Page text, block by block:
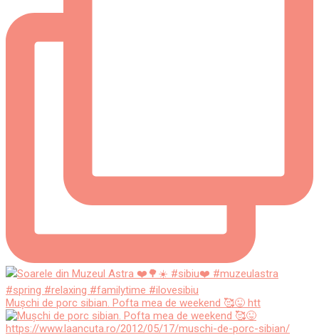
Mușchi de porc sibian. Pofta mea de weekend 🥰😜 htt